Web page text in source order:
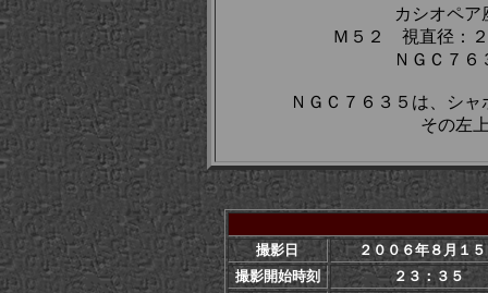
カシオペア
Ｍ５２ 視直径：
ＮＧＣ７
ＮＧＣ７６３５は、シ
その左
撮影日
２００６年８月１
撮影開始時刻
２３：３５